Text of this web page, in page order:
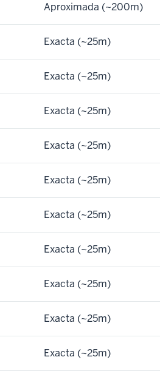
Aproximada (~200m)
Exacta (~25m)
Exacta (~25m)
Exacta (~25m)
Exacta (~25m)
Exacta (~25m)
Exacta (~25m)
Exacta (~25m)
Exacta (~25m)
Exacta (~25m)
Exacta (~25m)